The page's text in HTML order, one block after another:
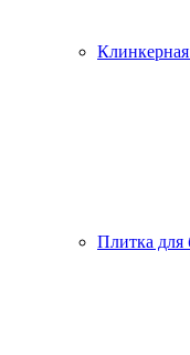
Плитка для